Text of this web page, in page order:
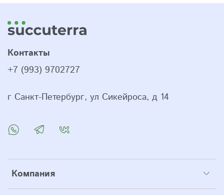
Компания
Контакты
+7 (993) 9702727
г Санкт-Петербург, ул Сикейроса, д 14